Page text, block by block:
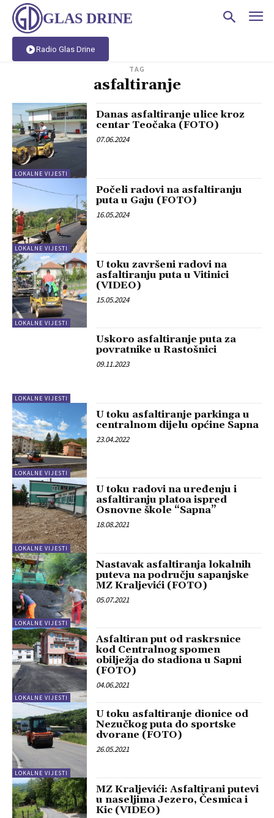
GLAS DRINE
Radio Glas Drine
TAG
asfaltiranje
LOKALNE VIJESTI
Danas asfaltiranje ulice kroz
centar Teočaka (FOTO)
07.06.2024
LOKALNE VIJESTI
Počeli radovi na asfaltiranju
puta u Gaju (FOTO)
16.05.2024
LOKALNE VIJESTI
U toku završeni radovi na
asfaltiranju puta u Vitinici
(VIDEO)
15.05.2024
LOKALNE VIJESTI
Uskoro asfaltiranje puta za
povratnike u Rastošnici
09.11.2023
LOKALNE VIJESTI
U toku asfaltiranje parkinga u
centralnom dijelu općine Sapna
23.04.2022
LOKALNE VIJESTI
U toku radovi na uređenju i
asfaltiranju platoa ispred
Osnovne škole “Sapna”
18.08.2021
LOKALNE VIJESTI
Nastavak asfaltiranja lokalnih
puteva na području sapanjske
MZ Kraljevići (FOTO)
05.07.2021
LOKALNE VIJESTI
Asfaltiran put od raskrsnice
kod Centralnog spomen
obilježja do stadiona u Sapni
(FOTO)
04.06.2021
LOKALNE VIJESTI
U toku asfaltiranje dionice od
Nezučkog puta do sportske
dvorane (FOTO)
26.05.2021
MZ Kraljevići: Asfaltirani putevi
u naseljima Jezero, Česmica i
Kic (VIDEO)